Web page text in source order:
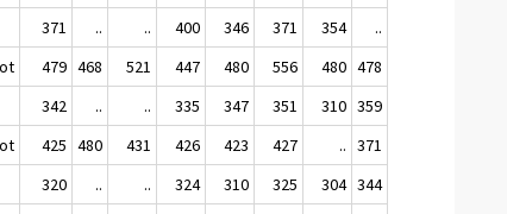
371 .. .. 400 346 371 354
..
479 468 521 447 480 556 480 478
342 .. .. 335 347 351 310 359
425 480 431 426 423 427 .. 371
320 .. .. 324 310 325 304 344